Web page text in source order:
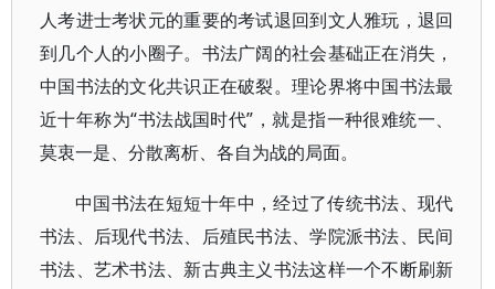
人考进士考状元的重要的考试退回到文人雅玩，退回
到几个人的小圈子。书法广阔的社会基础正在消失，
中国书法的文化共识正在破裂。理论界将中国书法最
近十年称为“书法战国时代”，就是指一种很难统一、
莫衷一是、分散离析、各自为战的局面。
中国书法在短短十年中，经过了传统书法、现代
书法、后现代书法、后殖民书法、学院派书法、民间
书法、艺术书法、新古典主义书法这样一个不断刷新